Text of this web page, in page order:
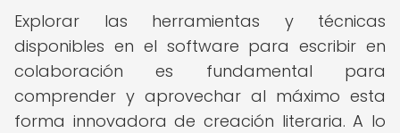
Explorar las herramientas y técnicas
disponibles en el software para escribir en
colaboración es fundamental para
comprender y aprovechar al máximo esta
forma innovadora de creación literaria. A lo